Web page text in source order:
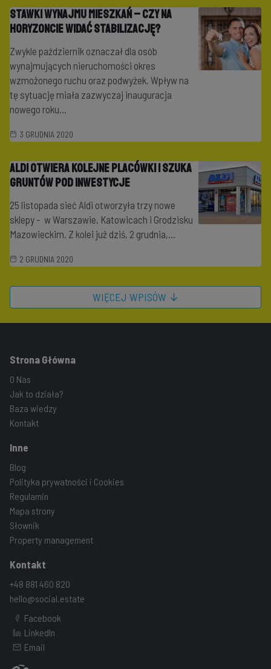
Stawki wynajmu mieszkań – czy na
horyzoncie widać stabilizację?
Zwykle październik oznaczał dla osób
wynajmujących nieruchomości okres
wzmożonego ruchu oraz podwyżek. Wpływ na
tę sytuację miała zazwyczaj inauguracja
nowego roku...
3 GRUDNIA 2020
Aldi otwiera kolejne placówki i szuka
gruntów pod inwestycje
25 listopada sieć Aldi otworzyła trzy nowe
sklepy - w Warszawie, Katowicach i Grodzisku
Mazowieckim. Z kolei już dziś, 2 grudnia,...
2 GRUDNIA 2020
WIĘCEJ WPISÓW ↓
Strona Główna
O Nas
Jak to działa?
Baza wiedzy
Kontakt
Inne
Blog
Polityka prywatności i Cookies
Regulamin
Mapa strony
Słownik
Property management
Kontakt
+48 881 460 820
hello@social.estate
Facebook
LinkedIn
Email